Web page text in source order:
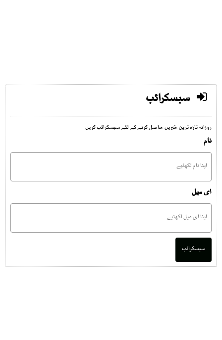
سبسکرائب
روزانہ تازہ ترین خبریں حاصل کرنے کے لئے سبسکرائب کریں
نام
ای میل
سبسکرائب